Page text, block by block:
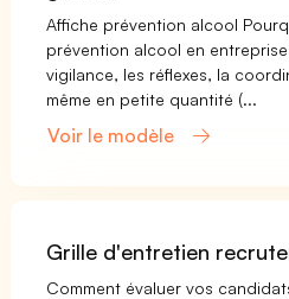
Affiche prévention alcool
prévention alcool en entreprise
vigilance, les réflexes, la
même en petite quantité (...
Voir le modèle
Grille d'entretien
Comment évaluer vos